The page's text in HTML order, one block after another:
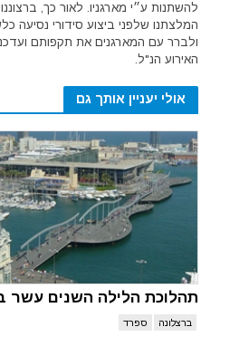
להשתנות ע״י מארגניו. לאור כך,
המלצתנו שלפני ביצוע סידורי נסיעה
ולברר עם המארגנים את תקפותם
האירוע הנ"ל.
אולי יעניין אותך גם
תהלוכת הלילה השנים עשר
ברצלונה ספרד